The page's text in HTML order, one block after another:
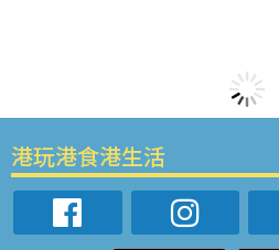
港玩港食港生活